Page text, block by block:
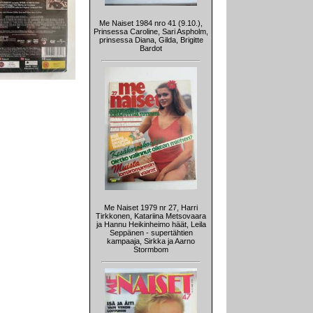
Me Naiset 1984 nro 41 (9.10.),
Prinsessa Caroline, Sari Aspholm,
prinsessa Diana, Gilda, Brigitte
Bardot
Me Naiset 1979 nr 27, Harri
Tirkkonen, Katariina Metsovaara
ja Hannu Heikinheimo häät, Leila
Seppänen - supertähtien
kampaaja, Sirkka ja Aarno
Stormbom